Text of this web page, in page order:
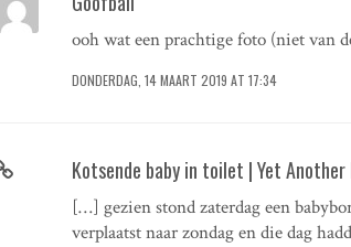
ooh wat een prachtige foto (niet van
DONDERDAG, 14 MAART 2019 AT 17:34
Kotsende baby in toilet | Yet Another
[…] gezien stond zaterdag een
verplaatst naar zondag en die dag